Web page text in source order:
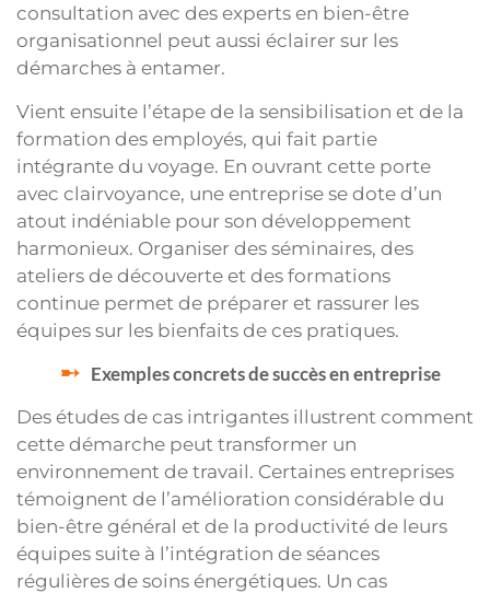
consultation avec des experts en bien-être
organisationnel peut aussi éclairer sur les
démarches à entamer.
Vient ensuite l’étape de la sensibilisation et de la
formation des employés, qui fait partie
intégrante du voyage. En ouvrant cette porte
avec clairvoyance, une entreprise se dote d’un
atout indéniable pour son développement
harmonieux. Organiser des séminaires, des
ateliers de découverte et des formations
continue permet de préparer et rassurer les
équipes sur les bienfaits de ces pratiques.
Exemples concrets de succès en entreprise
Des études de cas intrigantes illustrent comment
cette démarche peut transformer un
environnement de travail. Certaines entreprises
témoignent de l’amélioration considérable du
bien-être général et de la productivité de leurs
équipes suite à l’intégration de séances
régulières de soins énergétiques. Un cas